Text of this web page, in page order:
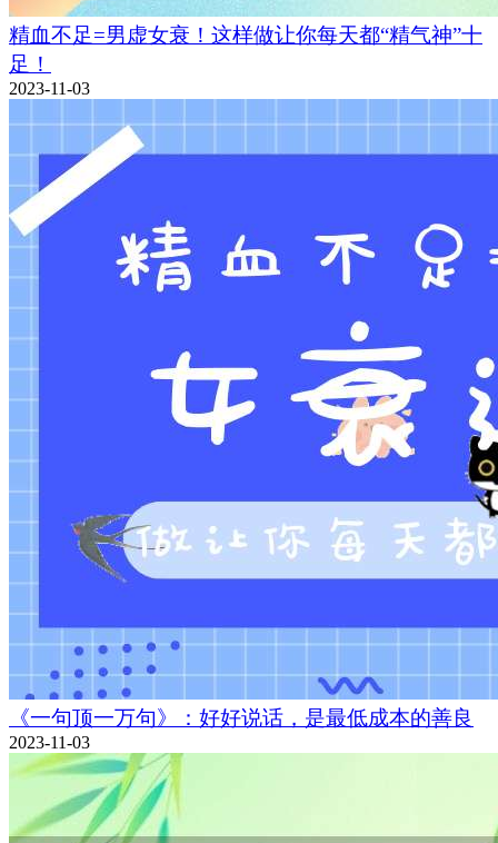
精血不足=男虚女衰！这样做让你每天都“精气神”十
足！
2023-11-03
《一句顶一万句》：好好说话，是最低成本的善良
2023-11-03